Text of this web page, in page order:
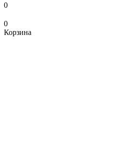
0
0
Корзина